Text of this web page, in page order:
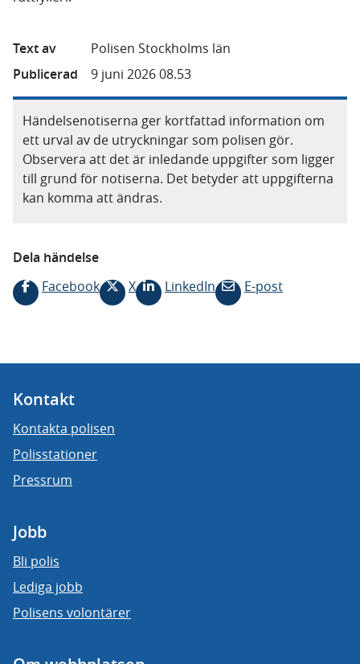
Text av
Polisen Stockholms län
Publicerad
9 juni 2026 08.53
Händelsenotiserna ger kortfattad information om
ett urval av de utryckningar som polisen gör.
Observera att det är inledande uppgifter som ligger
till grund för notiserna. Det betyder att uppgifterna
kan komma att ändras.
Dela händelse
Facebook
X LinkedIn E-post
Kontakt
Kontakta polisen
Polisstationer
Pressrum
Jobb
Bli polis
Lediga jobb
Polisens volontärer